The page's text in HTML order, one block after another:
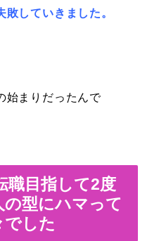
していきました。
始まりだったんで
職目指して2度
型にハマって
でした